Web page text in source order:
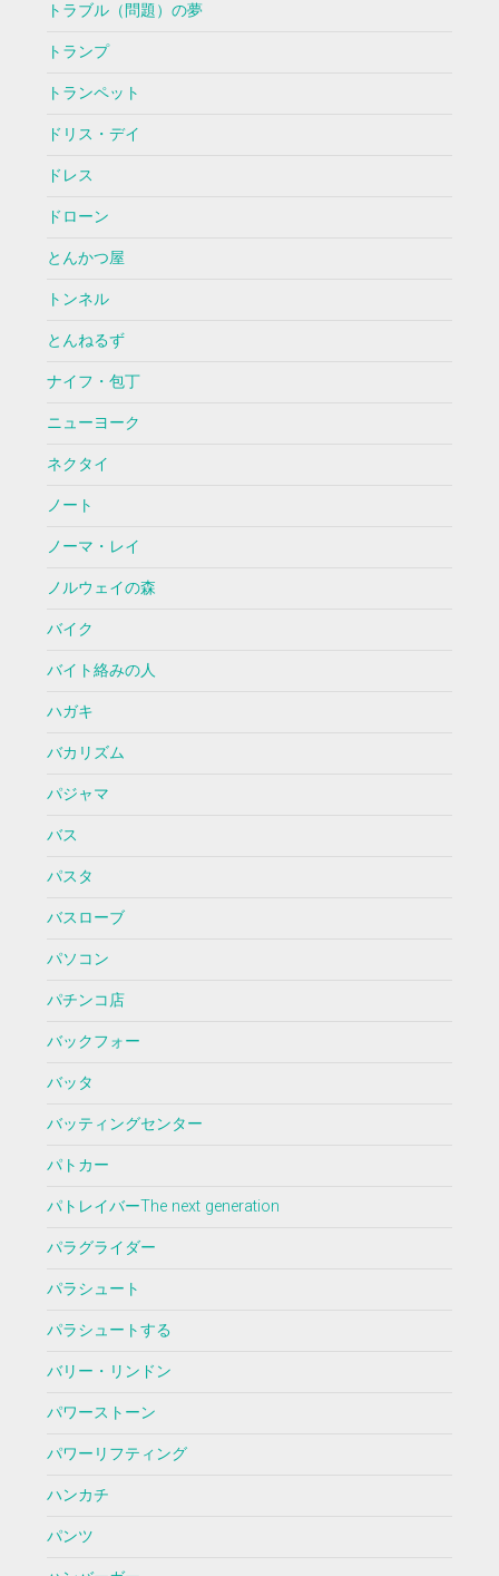
トラブル（問題）の夢
トランプ
トランペット
ドリス・デイ
ドレス
ドローン
とんかつ屋
トンネル
とんねるず
ナイフ・包丁
ニューヨーク
ネクタイ
ノート
ノーマ・レイ
ノルウェイの森
バイク
バイト絡みの人
ハガキ
バカリズム
パジャマ
バス
パスタ
バスローブ
パソコン
パチンコ店
バックフォー
バッタ
バッティングセンター
パトカー
パトレイバーThe next generation
パラグライダー
パラシュート
パラシュートする
バリー・リンドン
パワーストーン
パワーリフティング
ハンカチ
パンツ